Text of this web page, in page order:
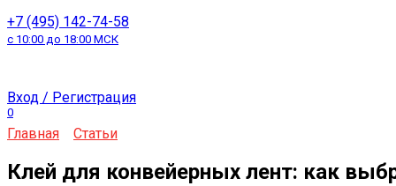
+7 (495) 142-74-58
с 10:00 до 18:00 МСК
Вход / Регистрация
0
Главная Статьи
Клей для конвейерных лент: как